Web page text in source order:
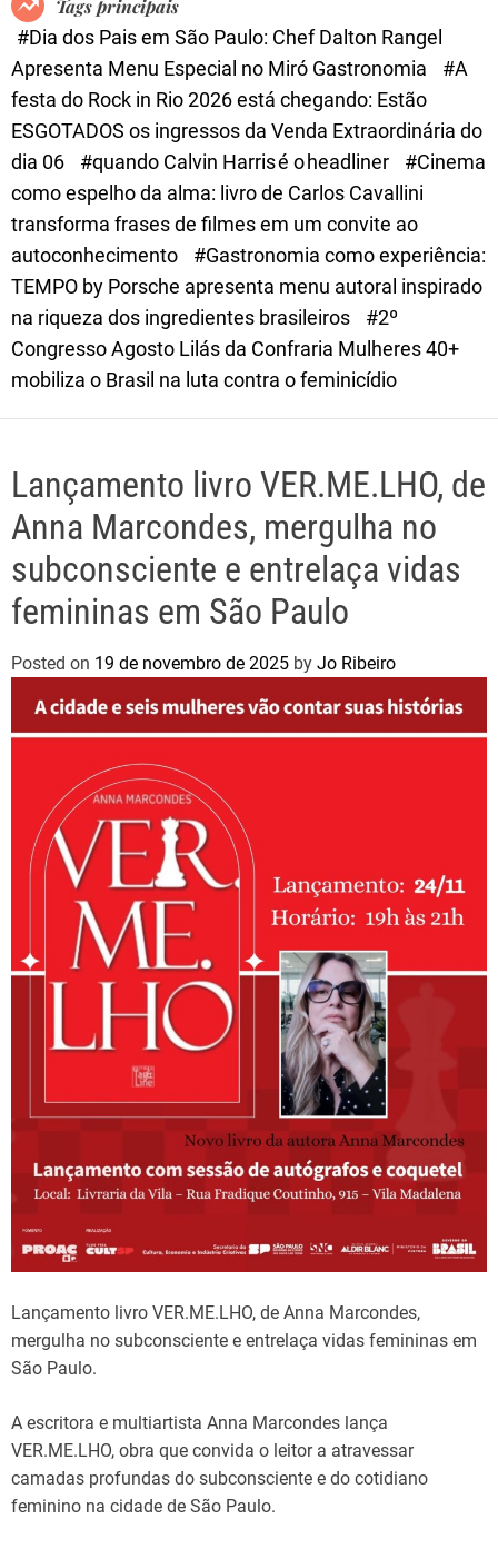
e
Tags principais
#Dia dos Pais em São Paulo: Chef Dalton Rangel
Apresenta Menu Especial no Miró Gastronomia
#A
festa do Rock in Rio 2026 está chegando: Estão
ESGOTADOS os ingressos da Venda Extraordinária do
dia 06
#quando Calvin Harris é o headliner
#Cinema
como espelho da alma: livro de Carlos Cavallini
transforma frases de filmes em um convite ao
autoconhecimento
#Gastronomia como experiência:
TEMPO by Porsche apresenta menu autoral inspirado
na riqueza dos ingredientes brasileiros
#2º
Congresso Agosto Lilás da Confraria Mulheres 40+
mobiliza o Brasil na luta contra o feminicídio
Lançamento livro VER.ME.LHO, de
Anna Marcondes, mergulha no
subconsciente e entrelaça vidas
femininas em São Paulo
Posted on 19 de novembro de 2025 by Jo Ribeiro
Lançamento livro VER.ME.LHO, de Anna Marcondes,
mergulha no subconsciente e entrelaça vidas femininas em
São Paulo.
A escritora e multiartista Anna Marcondes lança
VER.ME.LHO, obra que convida o leitor a atravessar
camadas profundas do subconsciente e do cotidiano
feminino na cidade de São Paulo.